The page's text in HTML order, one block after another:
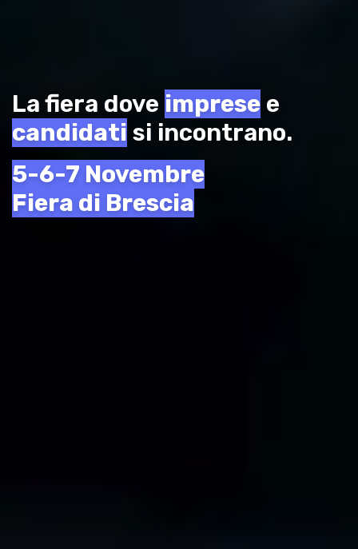
La fiera dove imprese e
candidati si incontrano.
5-6-7 Novembre
Fiera di Brescia